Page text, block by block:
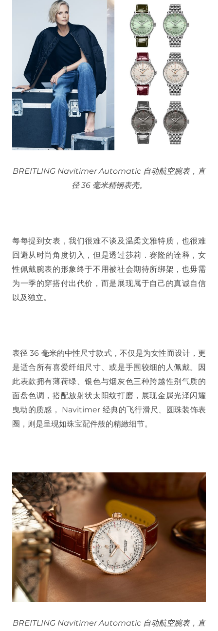
BREITLING Navitimer Automatic 自动航空腕表，直
径 36 毫米精钢表壳。
每每提到女表，我们很难不谈及温柔文雅特质，也很难
回避从时尚角度切入，但是透过莎莉．赛隆的诠释，女
性佩戴腕表的形象终于不用被社会期待所绑架，也毋需
为一季的穿搭付出代价，而是展现属于自己的真诚自信
以及独立。
表径 36 毫米的中性尺寸款式，不仅是为女性而设计，更
是适合所有喜爱纤细尺寸、或是手围较细的人佩戴。因
此表款拥有薄荷绿、银色与烟灰色三种跨越性别气质的
面盘色调，搭配放射状太阳纹打磨，展现金属光泽闪耀
曳动的质感， Navitimer 经典的飞行滑尺、圆珠装饰表
圈，则是呈现如珠宝配件般的精緻细节。
BREITLING Navitimer Automatic 自动航空腕表，直